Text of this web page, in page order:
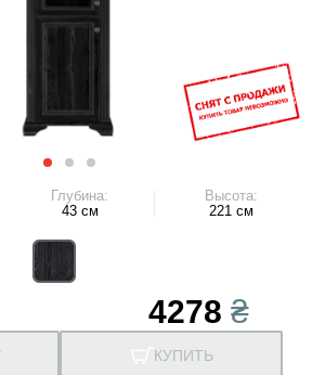
Глубина:
43 см
Высота:
221 см
4278₴
КУПИТЬ